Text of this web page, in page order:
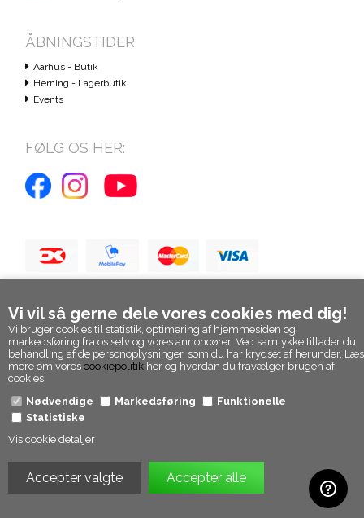
Vi vil så gerne dele vores cookies med dig!
Vi bruger cookies til statistik, optimering af hjemmesiden og
markedsføring fra os selv og vores annoncører. Ved samtykke tillader du
behandling af de personoplysninger, som du har krydset af herunder. Læs
mere om vores cookiepolitik her og hvordan du fravælger brugen af
cookies.
Nødvendige
Markedsføring
Funktionelle
Statistiske
Vis cookie detaljer
ÅBNINGSTIDER
Aarhus - Butik
Herning - Lagerbutik
Events
FØLG OS HER:
© Epicpanda. Alle rettigheder forbeholdt
Webshop lavet af Dandodesign